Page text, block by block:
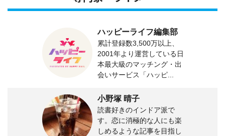
ハッピーライフ編集部
累計登録数3,500万以上、
2001年より運営している日
本最大級のマッチング・出
会いサービス「ハッピ...
小野塚 晴子
読書好きのインドア派で
す。恋に消極的な人にも楽
しめるような記事を目指し